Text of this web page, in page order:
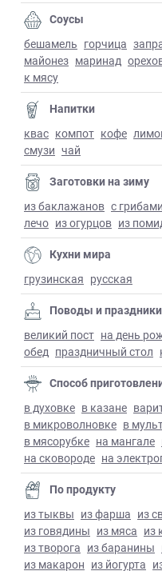
Соусы
бешамель горчица
майонез маринад
к мясу
Напитки
квас компот кофе
смузи чай
Заготовки на зиму
из баклажанов с грибами
лечо из огурцов из
Кухни мира
грузинская русская
Поводы и праздники
великий пост на день
обед праздничный стол
Способ
в духовке в казане
в микроволновке в
в мясорубке на мангале
на сковороде на
По продукту
из тыквы из фарша из
из говядины из мяса из
из творога из баранины
из макарон из йогурта